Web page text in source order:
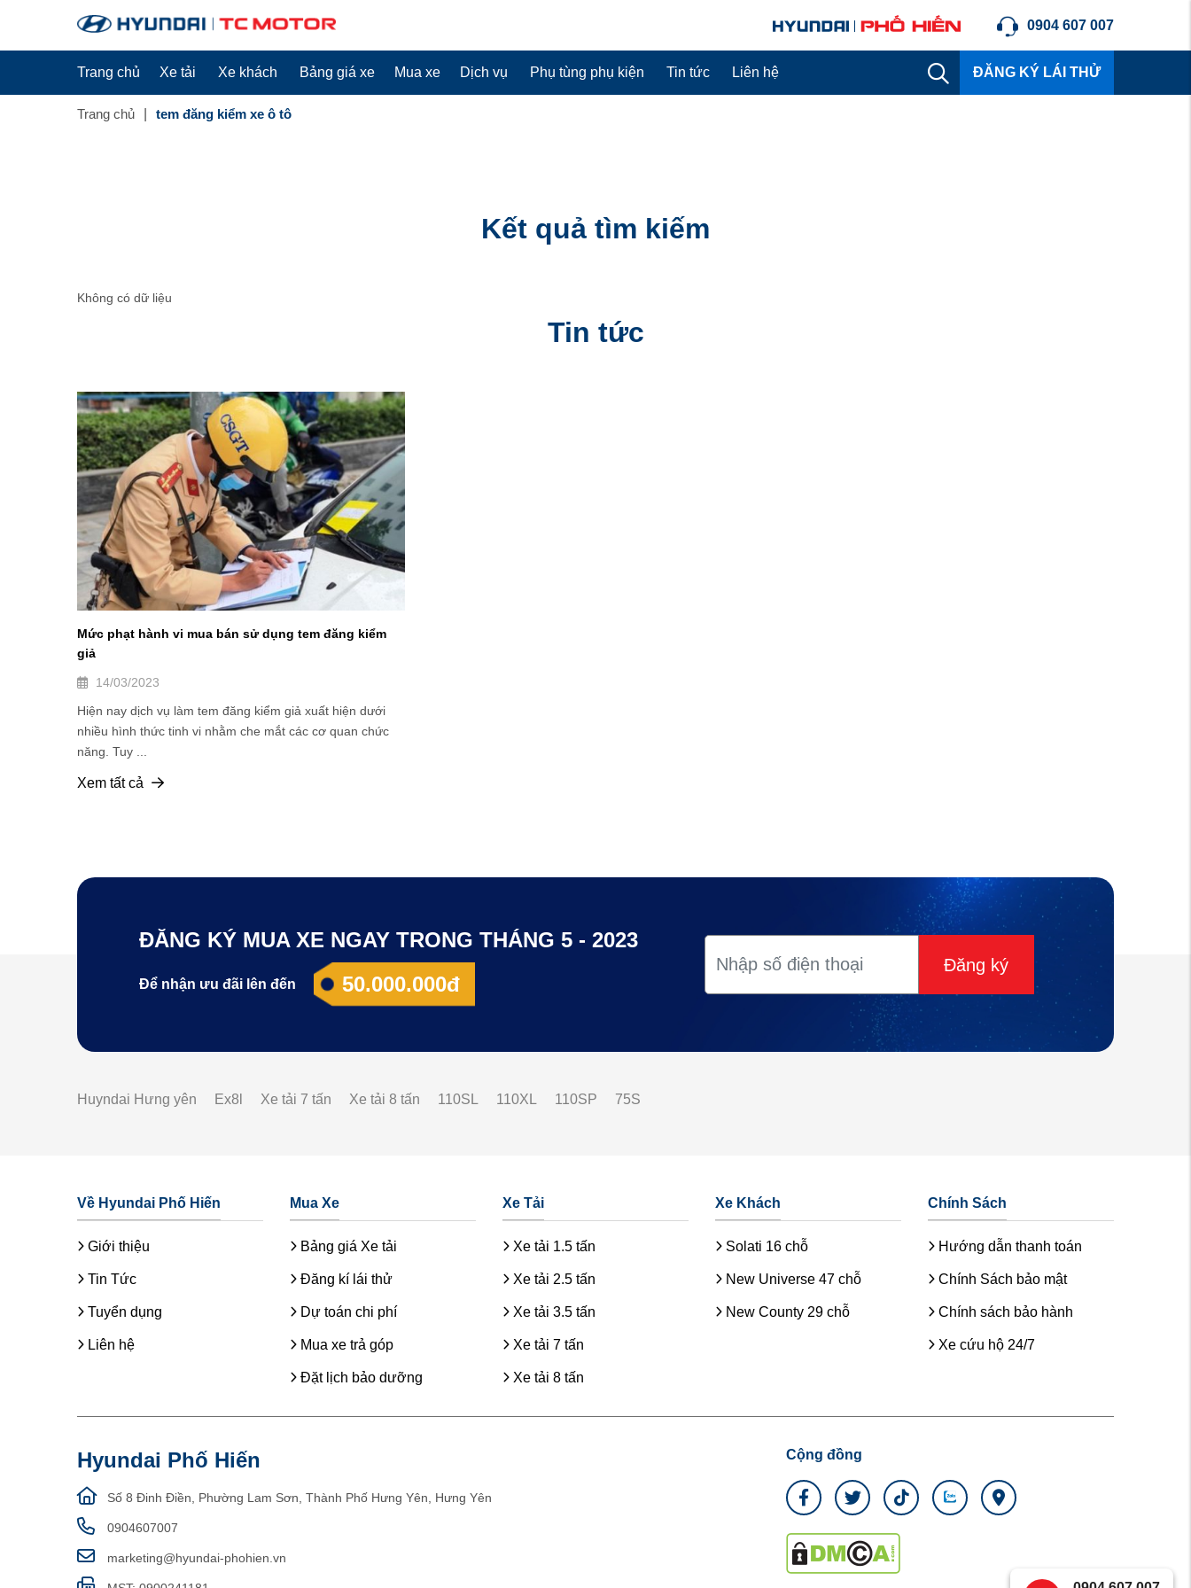
0904 607 007
Trang chủ Xe tải Xe khách Bảng giá xe Mua xe Dịch vụ Phụ tùng phụ kiện Tin tức Liên hệ ĐĂNG KÝ LÁI THỬ
Trang chủ tem đăng kiểm xe ô tô
Kết quả tìm kiếm
Không có dữ liệu
Tin tức
Mức phạt hành vi mua bán sử dụng tem đăng kiểm
giả
14/03/2023
Hiện nay dịch vụ làm tem đăng kiểm giả xuất hiện dưới
nhiều hình thức tinh vi nhằm che mắt các cơ quan chức
năng. Tuy ...
Xem tất cả
ĐĂNG KÝ MUA XE NGAY TRONG THÁNG 5 - 2023
Để nhận ưu đãi lên đến 50.000.000đ
Đăng ký
Huyndai Hưng yên Ex8l Xe tải 7 tấn Xe tải 8 tấn 110SL 110XL 110SP 75S
Về Hyundai Phố Hiến
Giới thiệu
Tin Tức
Tuyển dụng
Liên hệ
Mua Xe
Bảng giá Xe tải
Đăng kí lái thử
Dự toán chi phí
Mua xe trả góp
Đặt lịch bảo dưỡng
Xe Tải
Xe tải 1.5 tấn
Xe tải 2.5 tấn
Xe tải 3.5 tấn
Xe tải 7 tấn
Xe tải 8 tấn
Xe Khách
Solati 16 chỗ
New Universe 47 chỗ
New County 29 chỗ
Chính Sách
Hướng dẫn thanh toán
Chính Sách bảo mật
Chính sách bảo hành
Xe cứu hộ 24/7
Hyundai Phố Hiến
Số 8 Đinh Điền, Phường Lam Sơn, Thành Phố Hưng Yên, Hưng Yên
0904607007
marketing@hyundai-phohien.vn
Cộng đồng